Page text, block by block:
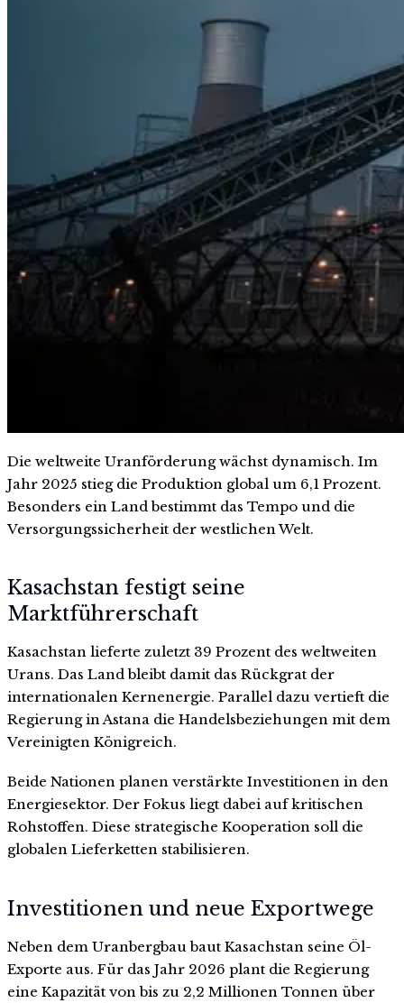
Die weltweite Uranförderung wächst dynamisch. Im
Jahr 2025 stieg die Produktion global um 6,1 Prozent.
Besonders ein Land bestimmt das Tempo und die
Versorgungssicherheit der westlichen Welt.
Kasachstan festigt seine
Marktführerschaft
Kasachstan lieferte zuletzt 39 Prozent des weltweiten
Urans. Das Land bleibt damit das Rückgrat der
internationalen Kernenergie. Parallel dazu vertieft die
Regierung in Astana die Handelsbeziehungen mit dem
Vereinigten Königreich.
Beide Nationen planen verstärkte Investitionen in den
Energiesektor. Der Fokus liegt dabei auf kritischen
Rohstoffen. Diese strategische Kooperation soll die
globalen Lieferketten stabilisieren.
Investitionen und neue Exportwege
Neben dem Uranbergbau baut Kasachstan seine Öl-
Exporte aus. Für das Jahr 2026 plant die Regierung
eine Kapazität von bis zu 2,2 Millionen Tonnen über